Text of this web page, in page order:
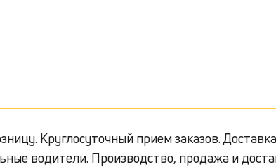
Круглосуточный прием заказов.
водители. Производство, продажа и